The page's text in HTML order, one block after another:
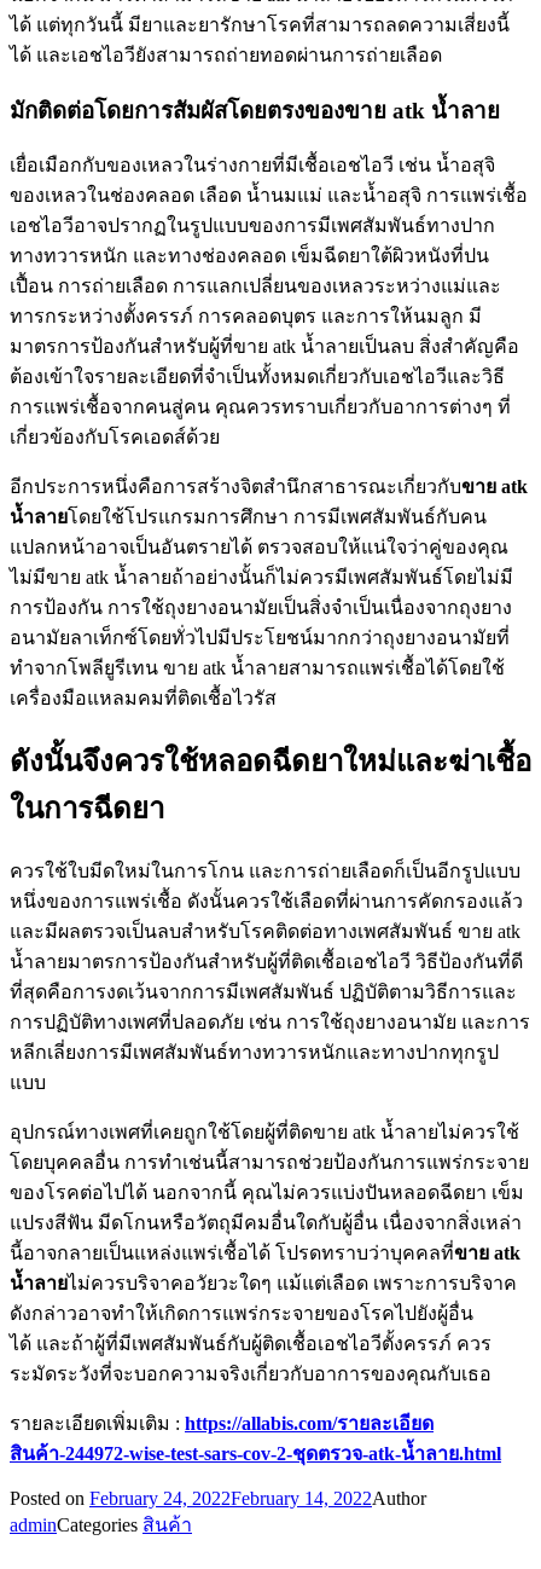
ได้ แต่ทุกวันนี้ มียาและยารักษาโรคที่สามารถลดความเสี่ยงนี้
ได้ และเอชไอวียังสามารถถ่ายทอดผ่านการถ่ายเลือด
มักติดต่อโดยการสัมผัสโดยตรงของขาย atk น้ำลาย
เยื่อเมือกกับของเหลวในร่างกายที่มีเชื้อเอชไอวี เช่น น้ำอสุจิ
ของเหลวในช่องคลอด เลือด น้ำนมแม่ และน้ำอสุจิ การแพร่เชื้อ
เอชไอวีอาจปรากฏในรูปแบบของการมีเพศสัมพันธ์ทางปาก
ทางทวารหนัก และทางช่องคลอด เข็มฉีดยาใต้ผิวหนังที่ปน
เปื้อน การถ่ายเลือด การแลกเปลี่ยนของเหลวระหว่างแม่และ
ทารกระหว่างตั้งครรภ์ การคลอดบุตร และการให้นมลูก มี
มาตรการป้องกันสำหรับผู้ที่ขาย atk น้ำลายเป็นลบ สิ่งสำคัญคือ
ต้องเข้าใจรายละเอียดที่จำเป็นทั้งหมดเกี่ยวกับเอชไอวีและวิธี
การแพร่เชื้อจากคนสู่คน คุณควรทราบเกี่ยวกับอาการต่างๆ ที่
เกี่ยวข้องกับโรคเอดส์ด้วย
อีกประการหนึ่งคือการสร้างจิตสำนึกสาธารณะเกี่ยวกับขาย atk
น้ำลายโดยใช้โปรแกรมการศึกษา การมีเพศสัมพันธ์กับคน
แปลกหน้าอาจเป็นอันตรายได้ ตรวจสอบให้แน่ใจว่าคู่ของคุณ
ไม่มีขาย atk น้ำลายถ้าอย่างนั้นก็ไม่ควรมีเพศสัมพันธ์โดยไม่มี
การป้องกัน การใช้ถุงยางอนามัยเป็นสิ่งจำเป็นเนื่องจากถุงยาง
อนามัยลาเท็กซ์โดยทั่วไปมีประโยชน์มากกว่าถุงยางอนามัยที่
ทำจากโพลียูรีเทน ขาย atk น้ำลายสามารถแพร่เชื้อได้โดยใช้
เครื่องมือแหลมคมที่ติดเชื้อไวรัส
ดังนั้นจึงควรใช้หลอดฉีดยาใหม่และฆ่าเชื้อ
ในการฉีดยา
ควรใช้ใบมีดใหม่ในการโกน และการถ่ายเลือดก็เป็นอีกรูปแบบ
หนึ่งของการแพร่เชื้อ ดังนั้นควรใช้เลือดที่ผ่านการคัดกรองแล้ว
และมีผลตรวจเป็นลบสำหรับโรคติดต่อทางเพศสัมพันธ์ ขาย atk
น้ำลายมาตรการป้องกันสำหรับผู้ที่ติดเชื้อเอชไอวี วิธีป้องกันที่ดี
ที่สุดคือการงดเว้นจากการมีเพศสัมพันธ์ ปฏิบัติตามวิธีการและ
การปฏิบัติทางเพศที่ปลอดภัย เช่น การใช้ถุงยางอนามัย และการ
หลีกเลี่ยงการมีเพศสัมพันธ์ทางทวารหนักและทางปากทุกรูป
แบบ
อุปกรณ์ทางเพศที่เคยถูกใช้โดยผู้ที่ติดขาย atk น้ำลายไม่ควรใช้
โดยบุคคลอื่น การทำเช่นนี้สามารถช่วยป้องกันการแพร่กระจาย
ของโรคต่อไปได้ นอกจากนี้ คุณไม่ควรแบ่งปันหลอดฉีดยา เข็ม
แปรงสีฟัน มีดโกนหรือวัตถุมีคมอื่นใดกับผู้อื่น เนื่องจากสิ่งเหล่า
นี้อาจกลายเป็นแหล่งแพร่เชื้อได้ โปรดทราบว่าบุคคลที่ขาย atk
น้ำลายไม่ควรบริจาคอวัยวะใดๆ แม้แต่เลือด เพราะการบริจาค
ดังกล่าวอาจทำให้เกิดการแพร่กระจายของโรคไปยังผู้อื่น
ได้ และถ้าผู้ที่มีเพศสัมพันธ์กับผู้ติดเชื้อเอชไอวีตั้งครรภ์ ควร
ระมัดระวังที่จะบอกความจริงเกี่ยวกับอาการของคุณกับเธอ
รายละเอียดเพิ่มเติม : https://allabis.com/รายละเอียด
สินค้า-244972-wise-test-sars-cov-2-ชุดตรวจ-atk-น้ำลาย.html
Posted on February 24, 2022February 14, 2022Author
adminCategories สินค้า